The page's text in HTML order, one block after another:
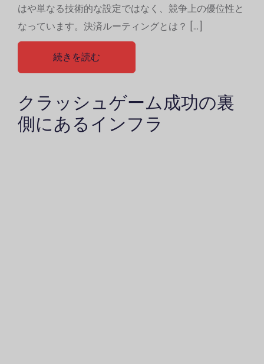
はや単なる技術的な設定ではなく、競争上の優位性と
なっています。決済ルーティングとは？ […]
続きを読む
クラッシュゲーム成功の裏
側にあるインフラ